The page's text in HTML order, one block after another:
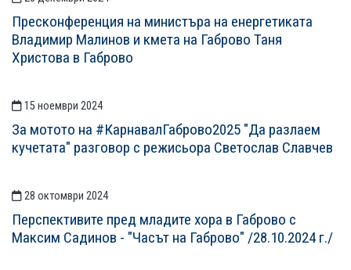
Пресконференция на министъра на енергетиката
Владимир Малинов и кмета на Габрово Таня
Христова в Габрово
15 ноември 2024
За мотото на #КарнавалГаброво2025 "Да разлаем
кучетата" разговор с режисьора Светослав Славчев
28 октомври 2024
Перспективите пред младите хора в Габрово с
Максим Садинов - "Часът на Габрово" /28.10.2024 г./